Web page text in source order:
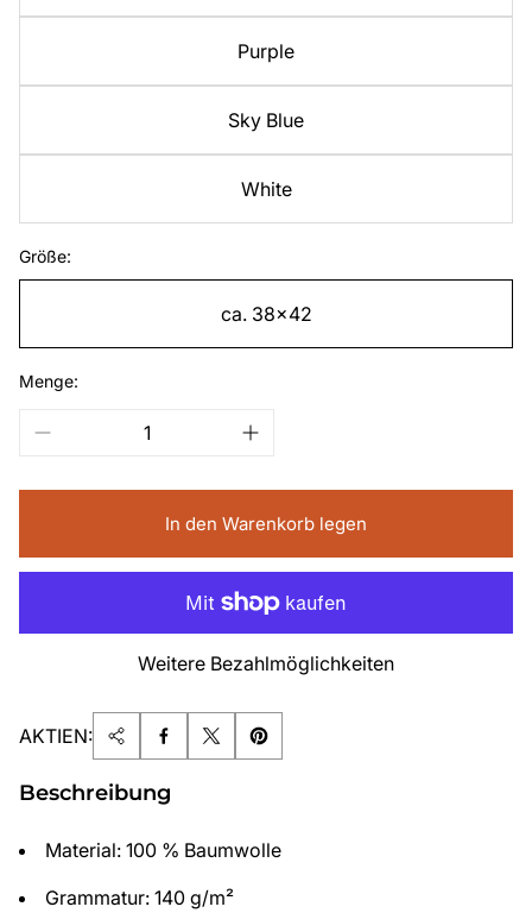
Purple
Sky Blue
White
Größe:
ca. 38x42
Menge:
In den Warenkorb legen
Weitere Bezahlmöglichkeiten
AKTIEN:
Beschreibung
Material: 100 % Baumwolle
Grammatur: 140 g/m²